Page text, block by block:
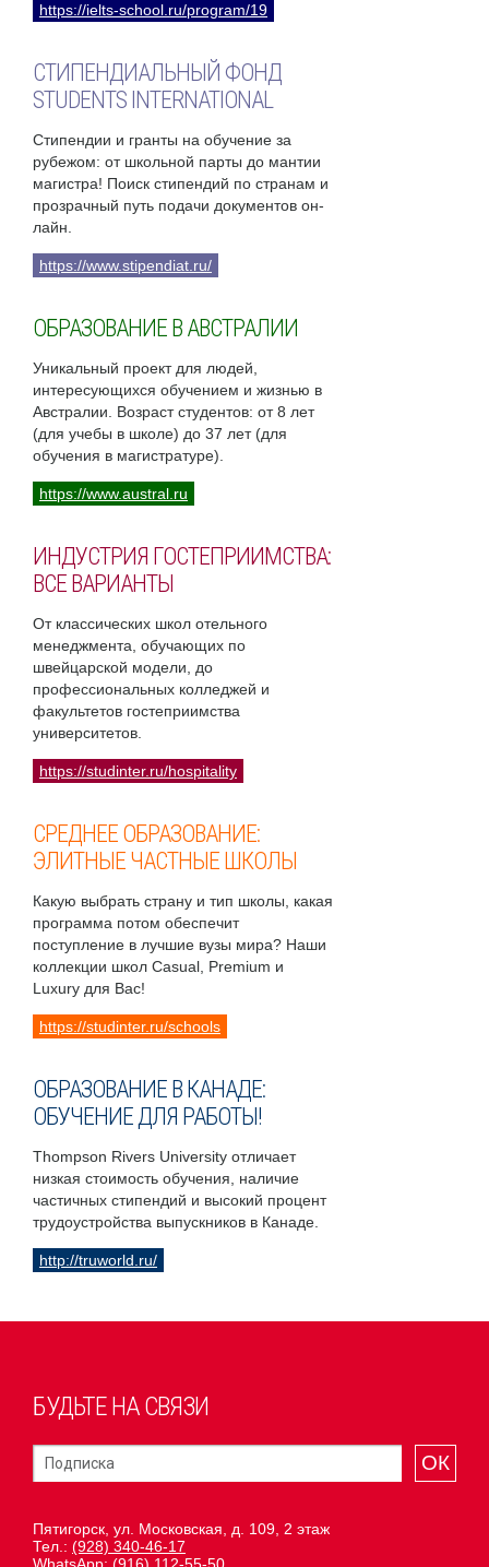
https://ielts-school.ru/program/19
СТИПЕНДИАЛЬНЫЙ ФОНД
STUDENTS INTERNATIONAL
Стипендии и гранты на обучение за
рубежом: от школьной парты до мантии
магистра! Поиск стипендий по странам и
прозрачный путь подачи документов он-
лайн.
https://www.stipendiat.ru/
ОБРАЗОВАНИЕ В АВСТРАЛИИ
Уникальный проект для людей,
интересующихся обучением и жизнью в
Австралии. Возраст студентов: от 8 лет
(для учебы в школе) до 37 лет (для
обучения в магистратуре).
https://www.austral.ru
ИНДУСТРИЯ ГОСТЕПРИИМСТВА:
ВСЕ ВАРИАНТЫ
От классических школ отельного
менеджмента, обучающих по
швейцарской модели, до
профессиональных колледжей и
факультетов гостеприимства
университетов.
https://studinter.ru/hospitality
СРЕДНЕЕ ОБРАЗОВАНИЕ:
ЭЛИТНЫЕ ЧАСТНЫЕ ШКОЛЫ
Какую выбрать страну и тип школы, какая
программа потом обеспечит
поступление в лучшие вузы мира? Наши
коллекции школ Casual, Premium и
Luxury для Вас!
https://studinter.ru/schools
ОБРАЗОВАНИЕ В КАНАДЕ:
ОБУЧЕНИЕ ДЛЯ РАБОТЫ!
Thompson Rivers University отличает
низкая стоимость обучения, наличие
частичных стипендий и высокий процент
трудоустройства выпускников в Канаде.
http://truworld.ru/
БУДЬТЕ НА СВЯЗИ
ОК
Пятигорск, ул. Московская, д. 109, 2 этаж
Тел.: (928) 340-46-17